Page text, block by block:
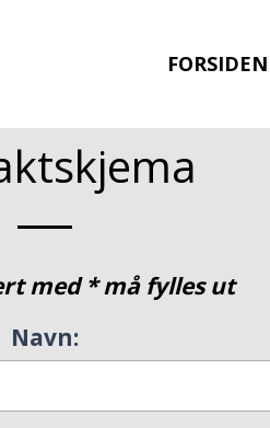
FORSIDEN
med * må fylles ut
Navn: